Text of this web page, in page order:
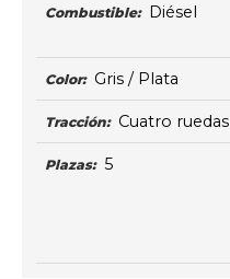
Combustible: Diésel
Color: Gris / Plata
Tracción: Cuatro ruedas
Plazas: 5